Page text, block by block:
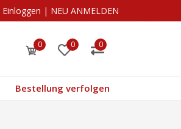
Einloggen | NEU ANMELDEN
0 0 0
Bestellung verfolgen